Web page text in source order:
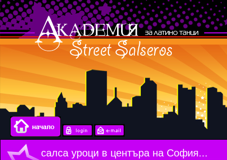
салса уроци в центъра на София...